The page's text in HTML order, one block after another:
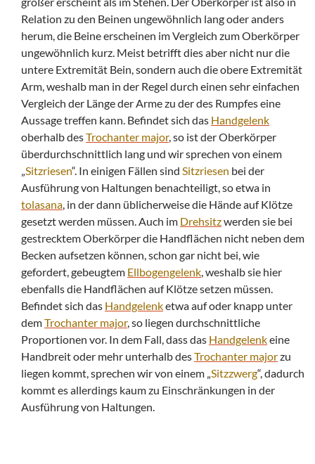
Relation zu den Beinen ungewöhnlich lang oder anders
herum, die Beine erscheinen im Vergleich zum Oberkörper
ungewöhnlich kurz. Meist betrifft dies aber nicht nur die
untere Extremität Bein, sondern auch die obere Extremität
Arm, weshalb man in der Regel durch einen sehr einfachen
Vergleich der Länge der Arme zu der des Rumpfes eine
Aussage treffen kann. Befindet sich das Handgelenk
oberhalb desTrochanter major, so ist der Oberkörper
überdurchschnittlich lang und wir sprechen von einem
„Sitzriesen“. In einigen Fällen sind Sitzriesen bei der
Ausführung von Haltungen benachteiligt, so etwa in
tolasana, in der dann üblicherweise die Hände auf Klötze
gesetzt werden müssen. Auch im Drehsitzwerden sie bei
gestrecktem Oberkörper die Handflächen nicht neben dem
Becken aufsetzen können, schon gar nicht bei, wie
gefordert, gebeugtem Ellbogengelenk, weshalb sie hier
ebenfalls die Handflächen auf Klötze setzen müssen.
Befindet sich das Handgelenketwa auf oder knapp unter
demTrochanter major, so liegen durchschnittliche
Proportionen vor. In dem Fall, dass das Handgelenkeine
Handbreit oder mehr unterhalb desTrochanter majorzu
liegen kommt, sprechen wir von einem „Sitzzwerg“, dadurch
kommt es allerdings kaum zu Einschränkungen in der
Ausführung von Haltungen.